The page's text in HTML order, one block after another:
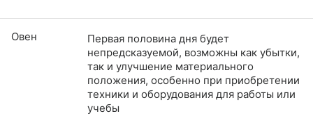
Овен
Первая половина дня будет
непредсказуемой, возможны как убытки,
так и улучшение материального
положения, особенно при приобретении
техники и оборудования для работы или
учебы